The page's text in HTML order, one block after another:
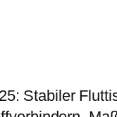
Stabiler